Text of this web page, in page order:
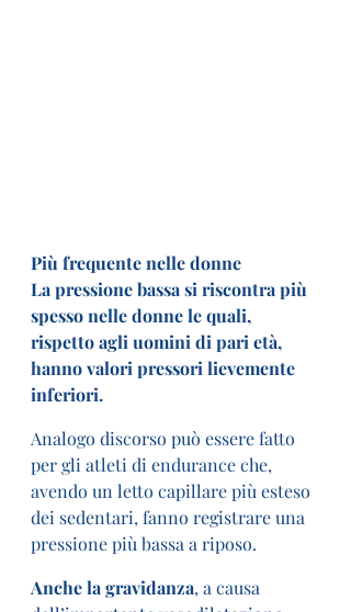
Più frequente nelle donne
La pressione bassa si riscontra più
spesso nelle donne le quali,
rispetto agli uomini di pari età,
hanno valori pressori lievemente
inferiori.
Analogo discorso può essere fatto
per gli atleti di endurance che,
avendo un letto capillare più esteso
dei sedentari, fanno registrare una
pressione più bassa a riposo.
Anche la gravidanza, a causa